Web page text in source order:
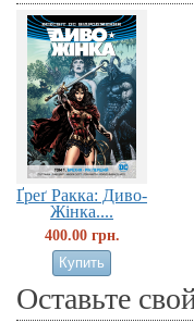
Ґреґ Ракка: Диво-
Жінка....
400.00 грн.
Оставьте